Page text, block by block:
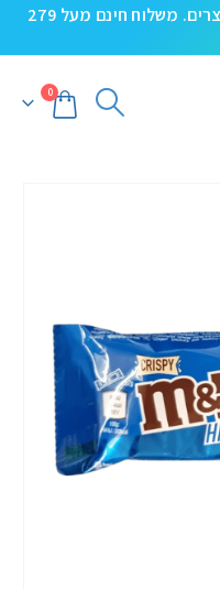
5% הנחה קופון TAKE5 בקניית 2 מוצרים. משלוח חינם מעל 279
0